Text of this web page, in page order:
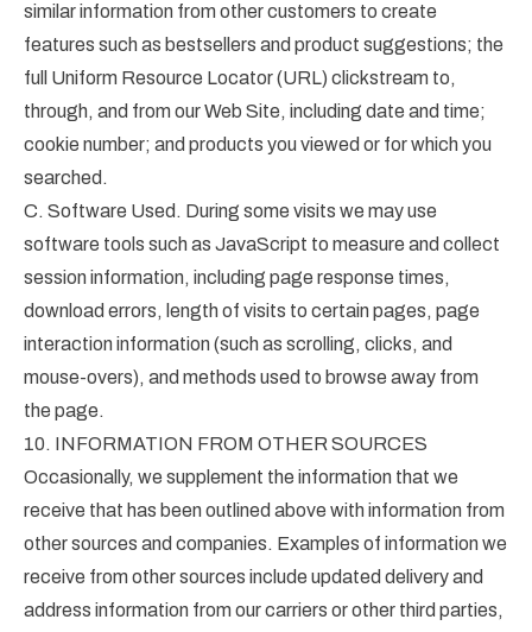
similar information from other customers to create
features such as bestsellers and product suggestions; the
full Uniform Resource Locator (URL) clickstream to,
through, and from our Web Site, including date and time;
cookie number; and products you viewed or for which you
searched.
C. Software Used. During some visits we may use
software tools such as JavaScript to measure and collect
session information, including page response times,
download errors, length of visits to certain pages, page
interaction information (such as scrolling, clicks, and
mouse-overs), and methods used to browse away from
the page.
10. INFORMATION FROM OTHER SOURCES
Occasionally, we supplement the information that we
receive that has been outlined above with information from
other sources and companies. Examples of information we
receive from other sources include updated delivery and
address information from our carriers or other third parties,